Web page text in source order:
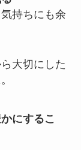
持ちにも余
大切にした
にするこ